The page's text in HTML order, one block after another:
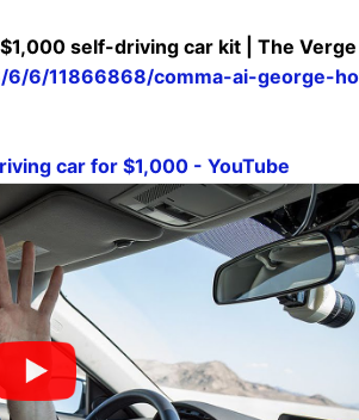
self-driving car kit | The Verge
6/6/11866868/comma-ai-george-
car for $1,000 - YouTube